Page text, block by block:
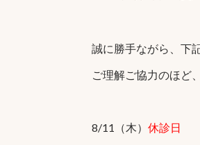
誠に勝手ながら、下
ご理解ご協力のほど
8/11（木） 休診日